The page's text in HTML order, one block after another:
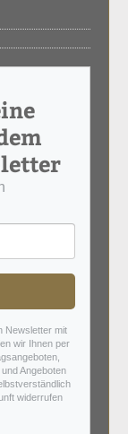
Newsletter mit
wir Ihnen per
Angeboten
widerrufen